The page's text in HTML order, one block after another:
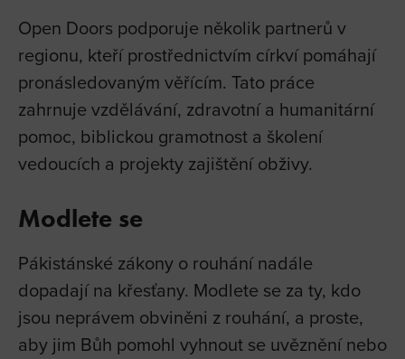
Open Doors podporuje několik partnerů v
regionu, kteří prostřednictvím církví pomáhají
pronásledovaným věřícím. Tato práce
zahrnuje vzdělávání, zdravotní a humanitární
pomoc, biblickou gramotnost a školení
vedoucích a projekty zajištění obživy.
Modlete se
Pákistánské zákony o rouhání nadále
dopadají na křesťany. Modlete se za ty, kdo
jsou neprávem obviněni z rouhání, a proste,
aby jim Bůh pomohl vyhnout se uvěznění nebo